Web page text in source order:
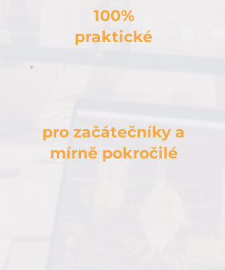
100%
praktické
pro začátečníky a
mírně pokročilé